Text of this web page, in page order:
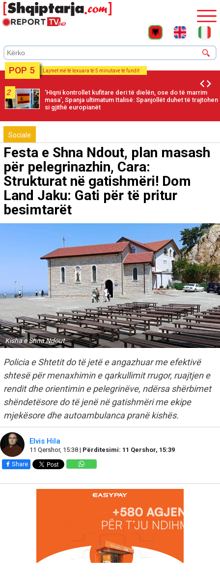
POP 5 Lajmet më të lexuara të 5 minutave të fundit
2
'Hiqni kontrollet kufitare deri të dielën, ose do të marrim
masa', Spanja ultimatum Italisë: Spanjollët duhet të trajtohen
si gjithë europianët
Sociale
Festa e Shna Ndout, plan masash
për pelegrinazhin, Cara:
Strukturat në gatishmëri! Dom
Land Jaku: Gati për të pritur
besimtarët
Kisha e Shna Ndout
Policia e Shtetit do të jetë e angazhuar me efektivë
shtesë për menaxhimin e qarkullimit rrugor, ruajtjen e
rendit dhe orientimin e pelegrinëve, ndërsa shërbimet
shëndetësore do të jenë në gatishmëri me ekipe
mjekësore dhe autoambulanca pranë kishës.
Elvis Hila
11 Qershor, 15:38 | Përditesimi: 11 Qershor, 15:39
Share